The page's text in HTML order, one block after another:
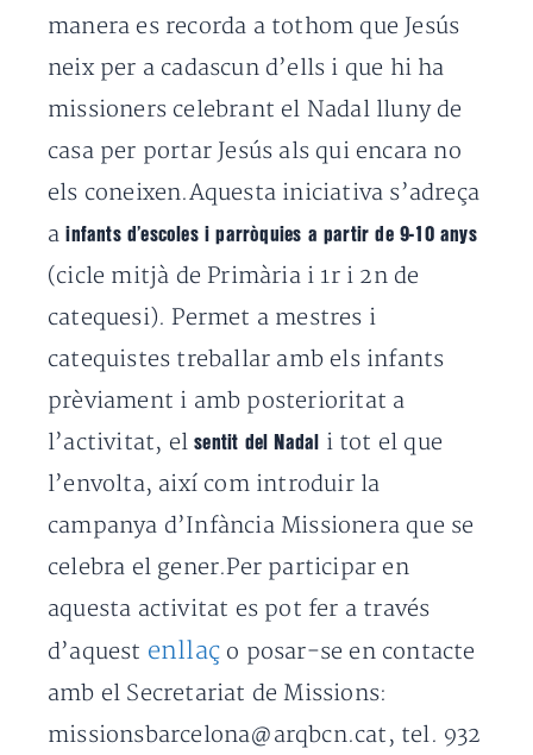
manera es recorda a tothom que Jesús
neix per a cadascun d’ells i que hi ha
missioners celebrant el Nadal lluny de
casa per portar Jesús als qui encara no
els coneixen.Aquesta iniciativa s’adreça
ainfants d’escoles i parròquies a partir de 9-10 anys
(cicle mitjà de Primària i 1r i 2n de
catequesi). Permet a mestres i
catequistes treballar amb els infants
prèviament i amb posterioritat a
l’activitat, elsentit del Nadal i tot el que
l’envolta, així com introduir la
campanya d’Infància Missionera que se
celebra el gener.Per participar en
aquesta activitat es pot fer a través
d’aquest enllaç o posar-se en contacte
amb el Secretariat de Missions:
missionsbarcelona@arqbcn.cat, tel. 932